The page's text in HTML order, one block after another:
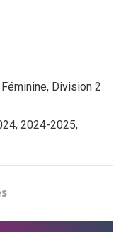
Division 2
2024-2025,